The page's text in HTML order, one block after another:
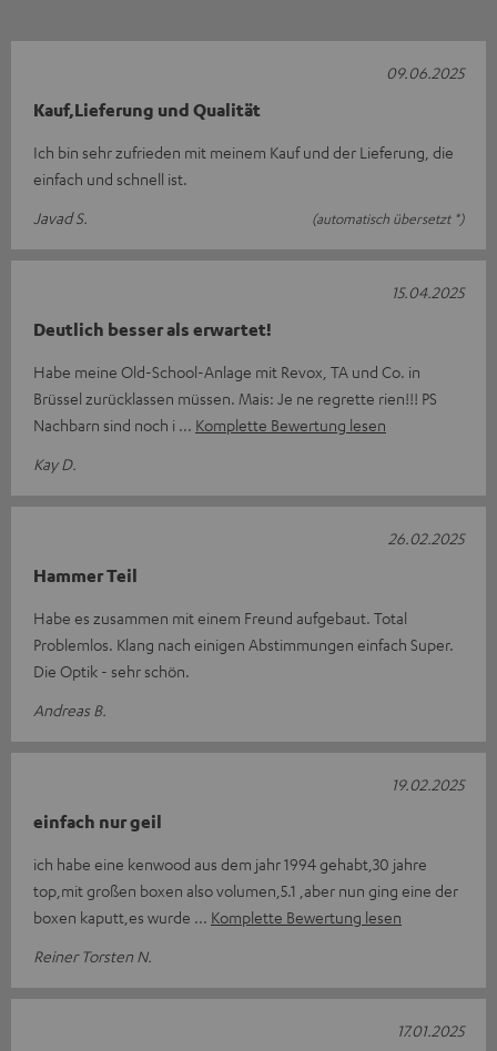
Kauf,Lieferung und Qualität
Ich bin sehr zufrieden mit meinem Kauf und der Lieferung, die
einfach und schnell ist.
Javad S.
(automatisch übersetzt *)
09.06.2025
Deutlich besser als erwartet!
Habe meine Old-School-Anlage mit Revox, TA und Co. in
Brüssel zurücklassen müssen. Mais: Je ne regrette rien!!! PS
Nachbarn sind noch i
Komplette Bewertung lesen
Kay D.
15.04.2025
Hammer Teil
Habe es zusammen mit einem Freund aufgebaut. Total
Problemlos. Klang nach einigen Abstimmungen einfach Super.
Die Optik - sehr schön.
Andreas B.
26.02.2025
einfach nur geil
ich habe eine kenwood aus dem jahr 1994 gehabt,30 jahre
top,mit großen boxen also volumen,5.1 ,aber nun ging eine der
boxen kaputt,es wurde
Komplette Bewertung lesen
Reiner Torsten N.
19.02.2025
17.01.2025